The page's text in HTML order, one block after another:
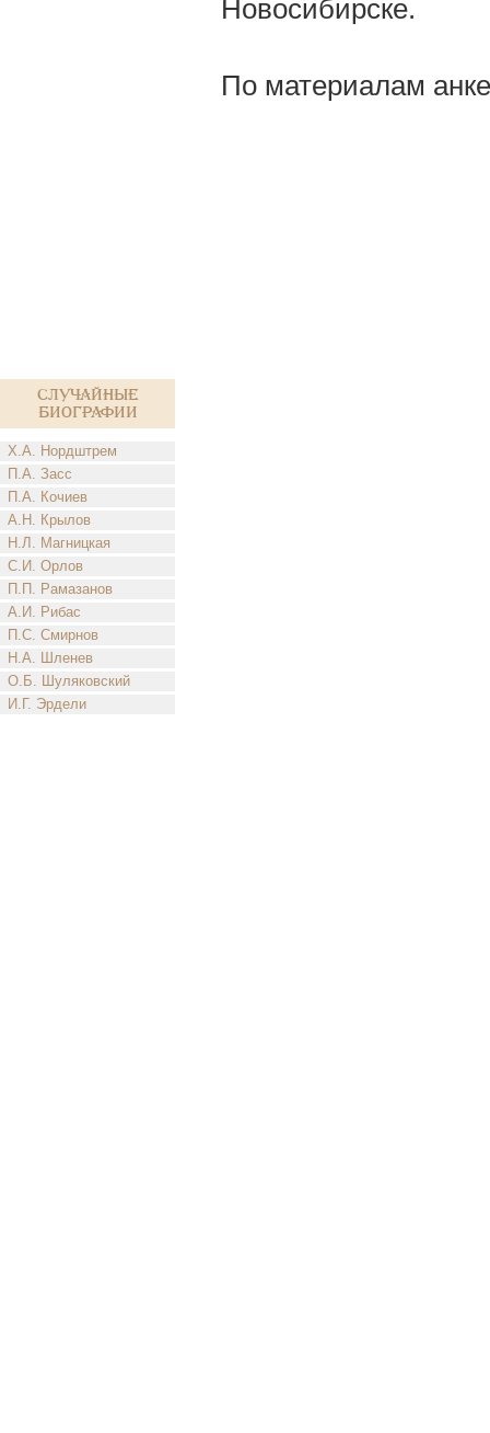
Случайные
биографии
Х.А. Нордштрем
П.А. Засс
П.А. Кочиев
А.Н. Крылов
Н.Л. Магницкая
С.И. Орлов
П.П. Рамазанов
А.И. Рибас
П.С. Смирнов
Н.А. Шленев
О.Б. Шуляковский
И.Г. Эрдели
Новосибирске.
По материалам